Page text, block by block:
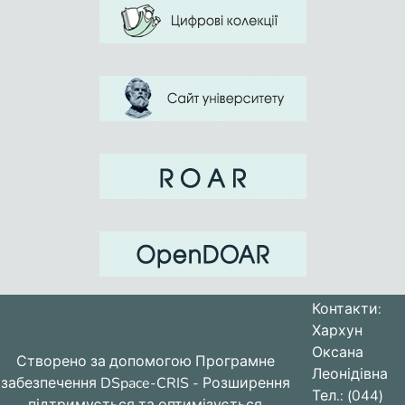
Створено за допомогою Програмне
забезпечення DSpace-CRIS - Розширення
Контакти:
Хархун
Оксана
Леонідівна
Тел.: (044)